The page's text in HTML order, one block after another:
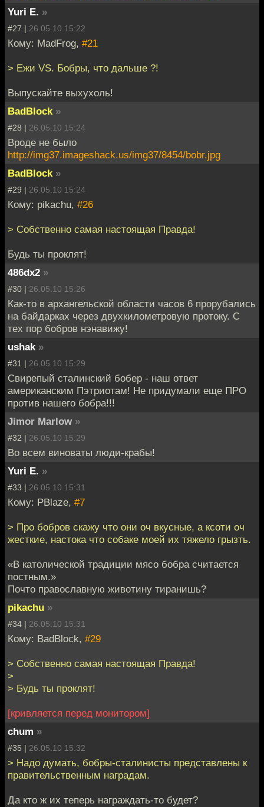
Yuri E. »
#27 | 26.05.10 15:22
Кому: MadFrog, #21
> Ежи VS. Бобры, что дальше ?!
Выпускайте выхухоль!
BadBlock »
#28 | 26.05.10 15:24
Вроде не было
http://img37.imageshack.us/img37/8454/bobr.jpg
BadBlock »
#29 | 26.05.10 15:24
Кому: pikachu, #26
> Собственно самая настоящая Правда!
Будь ты проклят!
486dx2 »
#30 | 26.05.10 15:26
Как-то в архангельской области часов 6 прорубались
на байдарках через двухкилометровую протоку. С
тех пор бобров нэнавижу!
ushak »
#31 | 26.05.10 15:29
Свирепый сталинский бобер - наш ответ
американским Пэтриотам! Не придумали еще ПРО
против нашего бобра!!!
Jimor Marlow »
#32 | 26.05.10 15:29
Во всем виноваты люди-крабы!
Yuri E. »
#33 | 26.05.10 15:31
Кому: PBlaze, #7
> Про бобров скажу что они оч вкусные, а ксоти оч
жесткие, настока что собаке моей их тяжело грызть.
«В католической традиции мясо бобра считается
постным.»
Почто православную животину тиранишь?
pikachu »
#34 | 26.05.10 15:31
Кому: BadBlock, #29
> Собственно самая настоящая Правда!
>
> Будь ты проклят!
[кривляется перед монитором]
chum »
#35 | 26.05.10 15:32
> Надо думать, бобры-сталинисты представлены к
правительственным наградам.
Да кто ж их теперь награждать-то будет?